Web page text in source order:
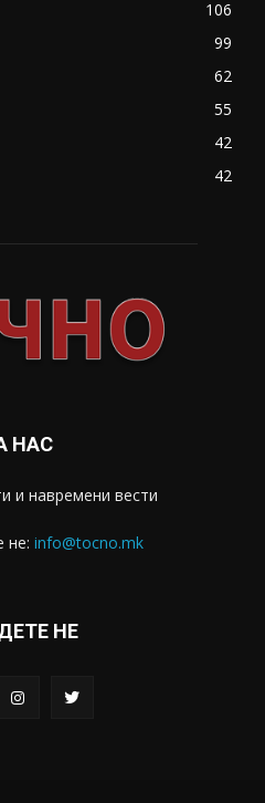
106
99
62
55
42
42
НАС
и навремени вести
не: info@tocno.mk
НЕ